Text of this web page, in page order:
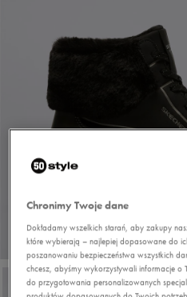
Chronimy Twoje dane
Dokładamy wszelkich starań, aby zakupy
które wybierają – najlepiej dopasowane do
poszanowaniu bezpieczeństwa wszystkich
chcesz, abyśmy wykorzystywali informacje o
do przygotowania personalizowanych